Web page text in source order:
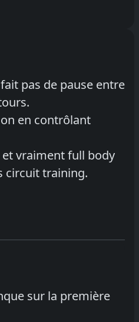
pas de pause entre
en contrôlant
et vraiment full body
circuit training.
sur la première